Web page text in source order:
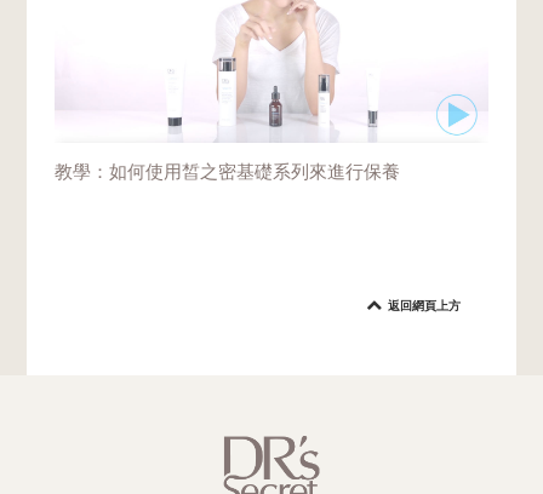
教學：如何使用皙之密基礎系列來進行保養
返回網頁上方